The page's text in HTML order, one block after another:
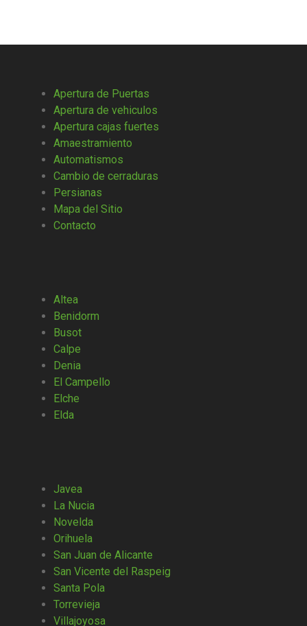
Apertura de Puertas
Apertura de vehiculos
Apertura cajas fuertes
Amaestramiento
Automatismos
Cambio de cerraduras
Persianas
Mapa del Sitio
Contacto
Altea
Benidorm
Busot
Calpe
Denia
El Campello
Elche
Elda
Javea
La Nucia
Novelda
Orihuela
San Juan de Alicante
San Vicente del Raspeig
Santa Pola
Torrevieja
Villajoyosa